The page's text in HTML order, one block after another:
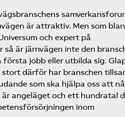
är attraktiv. Men som
och expert på
är järnvägen inte den
första jobb eller utbilda sig.
därför har branschen
som ska hjälpa oss att
angeläget och ett hundratal
inom